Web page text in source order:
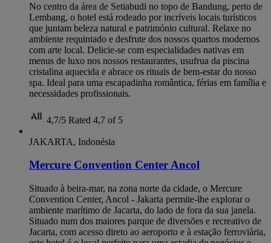
No centro da área de Setiabudi no topo de Bandung, perto de
Lembang, o hotel está rodeado por incríveis locais turísticos
que juntam beleza natural e património cultural. Relaxe no
ambiente requintado e desfrute dos nossos quartos modernos
com arte local. Delicie-se com especialidades nativas em
menus de luxo nos nossos restaurantes, usufrua da piscina
cristalina aquecida e abrace os rituais de bem-estar do nosso
spa. Ideal para uma escapadinha romântica, férias em família e
necessidades profissionais.
4,7/5 Rated 4,7 of 5
JAKARTA, Indonésia
Mercure Convention Center Ancol
Situado à beira-mar, na zona norte da cidade, o Mercure
Convention Center, Ancol - Jakarta permite-lhe explorar o
ambiente marítimo de Jacarta, do lado de fora da sua janela.
Situado num dos maiores parque de diversões e recreativo de
Jacarta, com acesso direto ao aeroporto e à estação ferroviária,